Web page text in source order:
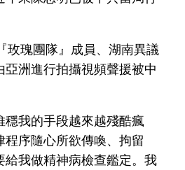
玫瑰團隊』成員、湖南異議
亞洲進行拍攝視頻聲援被中
穩我的手段越來越殘酷瘋
程序隨心所欲傳喚、拘留
給我做精神病檢查鑑定。我